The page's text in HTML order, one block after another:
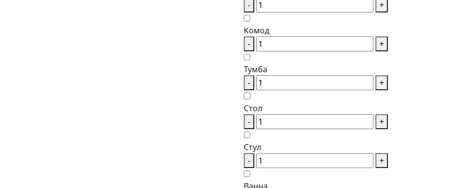
-
+
Комод
-
+
Тумба
-
+
Стол
-
+
Стул
-
+